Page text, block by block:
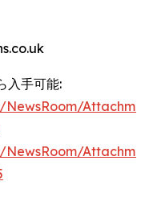
入手可能: